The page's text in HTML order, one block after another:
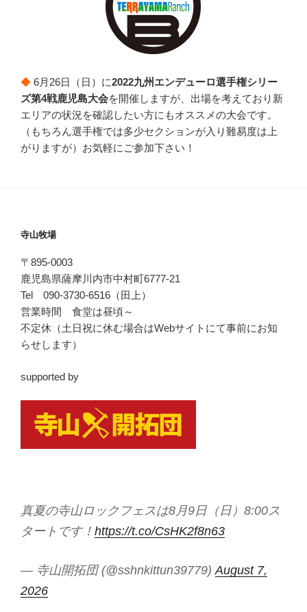
◆ 6月26日（日）に2022九州エンデューロ選手権シリー
ズ第4戦鹿児島大会を開催しますが、出場を考えており新
エリアの状況を確認したい方にもオススメの大会です。
（もちろん選手権では多少セクションが入り難易度は上
がりますが）お気軽にご参加下さい！
寺山牧場
〒895-0003
鹿児島県薩摩川内市中村町6777-21
Tel 090-3730-6516（田上）
営業時間 食堂は昼頃～
不定休（土日祝に休む場合はWebサイトにて事前にお知
らせします）
supported by
真夏の寺山ロックフェスは8月9日（日）8:00ス
タートです！ https://t.co/CsHK2f8n63
— 寺山開拓団 (@sshnkittun39779) August 7,
2026